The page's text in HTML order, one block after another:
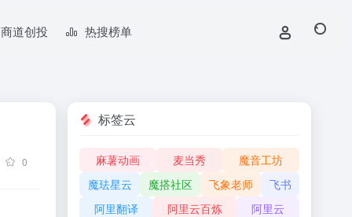
商道创投 热搜榜单
0
标签云
麻薯动画 麦当秀
魔音工坊
魔珐星云
魔搭社区 飞象老师
飞书
阿里翻译
阿里云百炼
阿里云